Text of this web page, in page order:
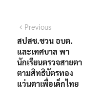
แนะแนว
เรื่อง
PreviousPrevious
post:
สปสช.ชวน อบต.
และเทศบาล พา
นักเรียนตรวจสายตา
ตามสิทธิบัตรทอง
แว่นตาเพื่อเด็กไทย